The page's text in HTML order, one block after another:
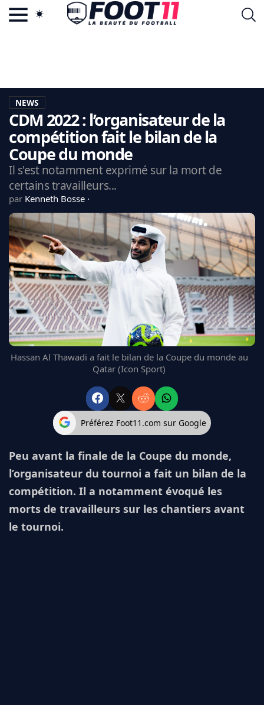
LA CHARTE
VIE PRIVÉE
CGU
CONTACTEZ-NOUS
MERCATO
EDF
PSG
LIGUE 1
REAL MADRID
FC BARCELONE
MANCHESTER UNITED
CHELSEA
ARSENAL
BAYERN
L'AVIS DE LA RÉDAC'
NEWS
CDM 2022 : l’organisateur de la
compétition fait le bilan de la
Coupe du monde
Il s'est notamment exprimé sur la mort de
certains travailleurs...
par Kenneth Bosse
Hassan Al Thawadi a fait le bilan de la Coupe du monde au
Qatar (Icon Sport)
Préférez Foot11.com sur Google
Peu avant la finale de la Coupe du monde,
l’organisateur du tournoi a fait un bilan de la
compétition. Il a notamment évoqué les
morts de travailleurs sur les chantiers avant
le tournoi.